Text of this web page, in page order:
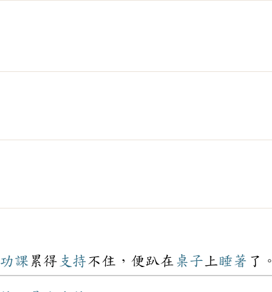
功課 累得 支持不住，便趴在 桌子 上睡著 了